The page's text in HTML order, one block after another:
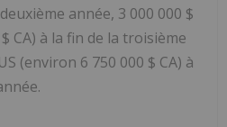
année, 3 000 000 $
CA) à la fin de la troisième
(environ 6 750 000 $ CA) à